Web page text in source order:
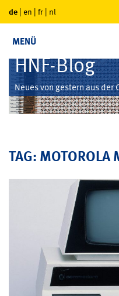
de | en | fr | nl
MENÜ
HNF-Blog
Neues von gestern aus
TAG: MOTOROLA